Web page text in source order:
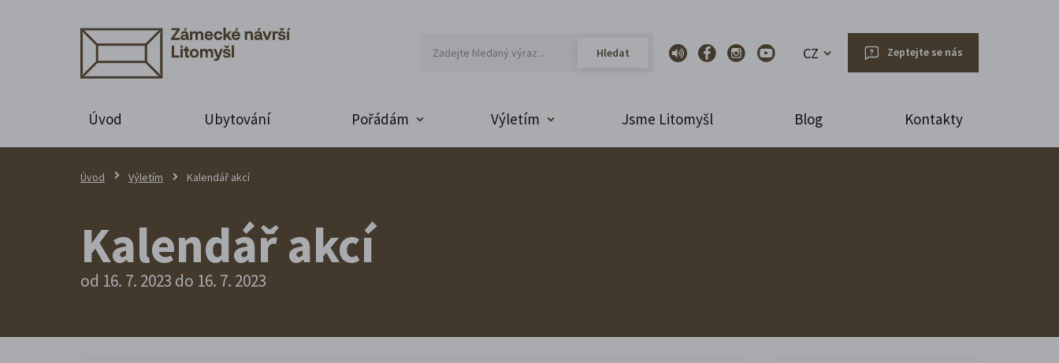
CZ Zeptejte se nás
Úvod Ubytování Pořádám Výletím Jsme Litomyšl Blog Kontakty
Úvod Výletím Kalendář akcí
Kalendář akcí
od 16. 7. 2023 do 16. 7. 2023